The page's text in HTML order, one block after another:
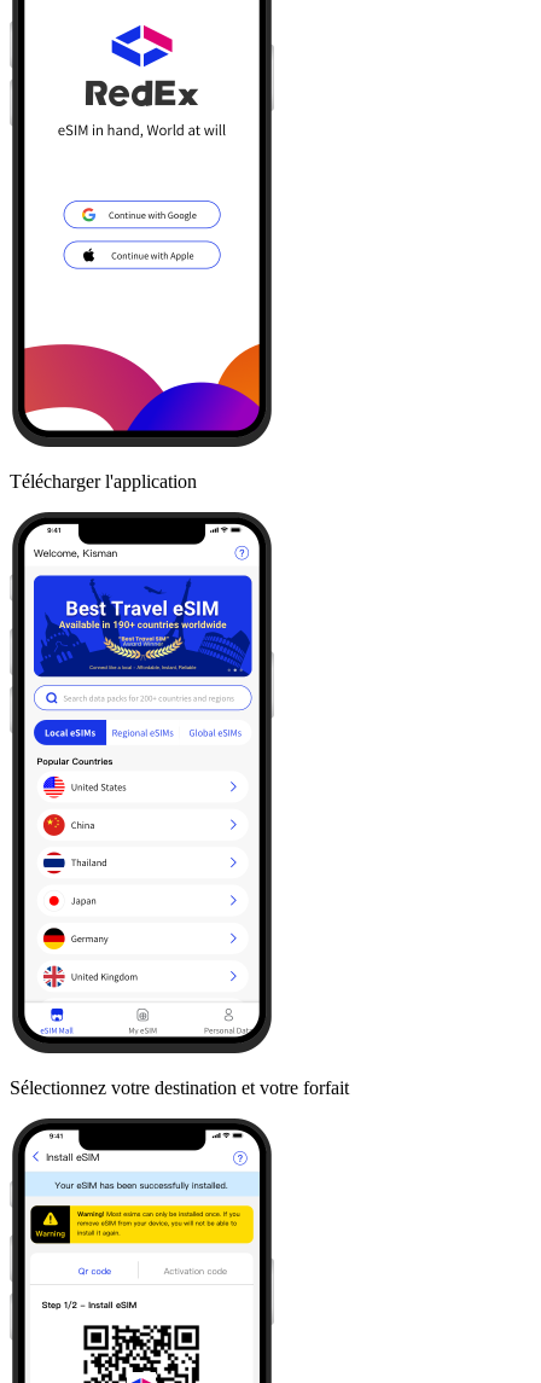
Télécharger l'application
Sélectionnez votre destination et votre forfait